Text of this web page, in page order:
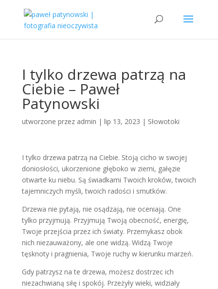
I tylko drzewa patrzą na
Ciebie – Paweł
Patynowski
utworzone przez admin | lip 13, 2023 | Słowotoki
I tylko drzewa patrzą na Ciebie. Stoją cicho w swojej
doniosłości, ukorzenione głęboko w ziemi, gałęzie
otwarte ku niebu. Są świadkami Twoich kroków, twoich
tajemniczych myśli, twoich radości i smutków.
Drzewa nie pytają, nie osądzają, nie oceniają. One
tylko przyjmują. Przyjmują Twoją obecność, energię,
Twoje przejścia przez ich światy. Przemykasz obok
nich niezauważony, ale one widzą. Widzą Twoje
tęsknoty i pragnienia, Twoje ruchy w kierunku marzeń.
Gdy patrzysz na te drzewa, możesz dostrzec ich
niezachwianą siłę i spokój. Przeżyły wieki, widziały